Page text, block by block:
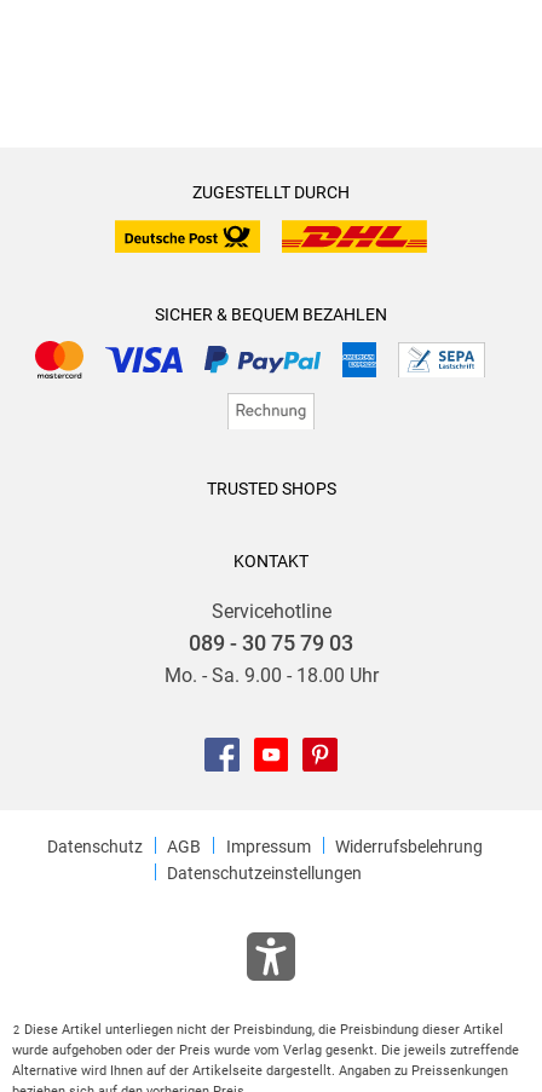
ZUGESTELLT DURCH
SICHER & BEQUEM BEZAHLEN
TRUSTED SHOPS
KONTAKT
Servicehotline
089 - 30 75 79 03
Mo. - Sa. 9.00 - 18.00 Uhr
Datenschutz AGB Impressum
Widerrufsbelehrung
Datenschutzeinstellungen
2
Diese Artikel unterliegen nicht der Preisbindung, die Preisbindung dieser Artikel
wurde aufgehoben oder der Preis wurde vom Verlag gesenkt. Die jeweils zutreffende
Alternative wird Ihnen auf der Artikelseite dargestellt. Angaben zu Preissenkungen